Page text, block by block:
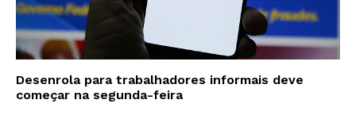
Desenrola para trabalhadores informais deve
começar na segunda-feira